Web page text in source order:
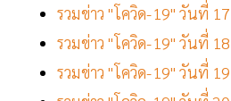
รวมข่าว "โควิด-19" วันที่
รวมข่าว "โควิด-19" วันที่
รวมข่าว "โควิด-19" วันที่